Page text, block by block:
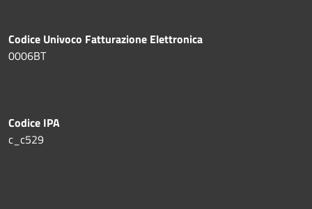
Codice Univoco Fatturazione Elettronica
0006BT
Codice IPA
c_c529